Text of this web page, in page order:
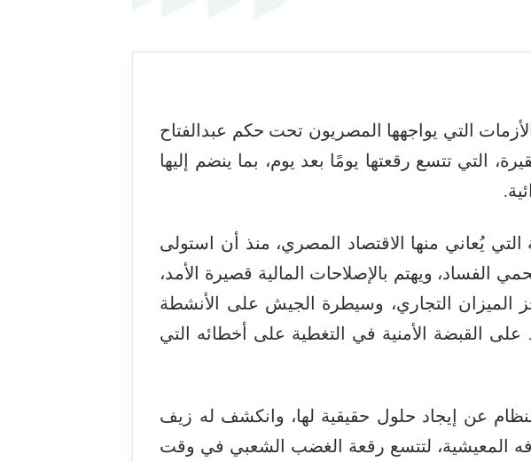
التي يواجهها المصريون تحت حكم عبدالفتاح
التي تتسع رقعتها يومًا بعد يوم، بما ينضم إليها
التي يُعاني منها الاقتصاد المصري، منذ أن استولى
نظام يحمي الفساد، ويهتم بالإصلاحات المالية قصيرة الأمد،
الميزان التجاري، وسيطرة الجيش على الأنشطة
على القبضة الأمنية في التغطية على أخطائه التي
عن إيجاد حلول حقيقية لها، وانكشف له زيف
المعيشية، لتتسع رقعة الغضب الشعبي في وقت